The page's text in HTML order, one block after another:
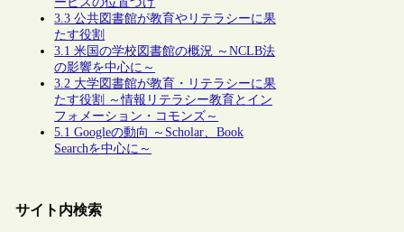
3.3 公共図書館が教育やリテラシーに果
たす役割
3.1 米国の学校図書館の概況 ～NCLB法
の影響を中心に～
3.2 大学図書館が教育・リテラシーに果
たす役割 ～情報リテラシー教育とイン
フォメーション・コモンズ～
5.1 Googleの動向 ～Scholar、Book
Searchを中心に～
サイト内検索